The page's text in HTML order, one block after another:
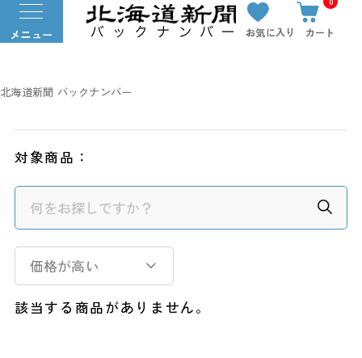
メニュー お気に入り カート
北海道新聞 バックナンバー
対象商品：
価格が高い
該当する商品がありません。